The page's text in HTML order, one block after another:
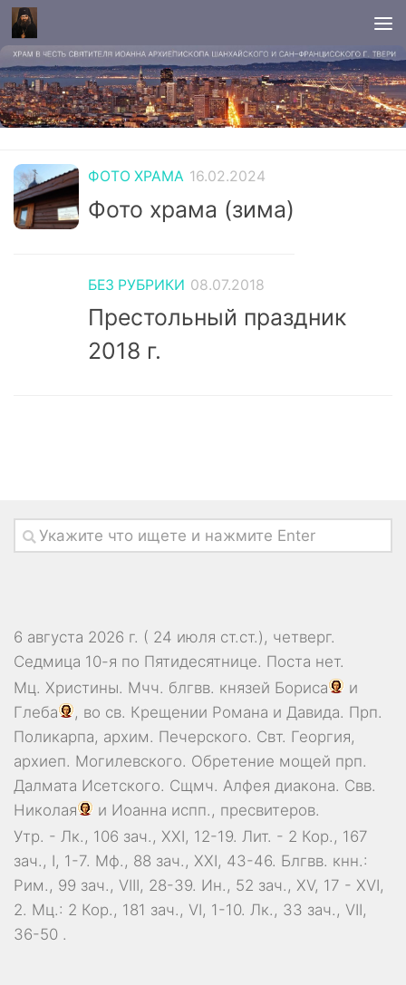
ФОТО ХРАМА 16.02.2024
Фото храма (зима)
БЕЗ РУБРИКИ 08.07.2018
Престольный праздник
2018 г.
6 августа 2026 г. ( 24 июля ст.ст.), четверг.
Седмица 10-я по Пятидесятнице. Поста нет.
Мц. Христины. Мчч. блгвв. князей Бориса
и
Глеба
, во св. Крещении Романа и Давида. Прп.
Поликарпа, архим. Печерского. Свт. Георгия,
архиеп. Могилевского. Обретение мощей прп.
Далмата Исетского. Сщмч. Алфея диакона. Свв.
Николая
и Иоанна испп., пресвитеров.
Утр. - Лк., 106 зач., XXI, 12-19. Лит. - 2 Кор., 167
зач., I, 1-7. Мф., 88 зач., XXI, 43-46. Блгвв. кнн.:
Рим., 99 зач., VIII, 28-39. Ин., 52 зач., XV, 17 - XVI,
2. Мц.: 2 Кор., 181 зач., VI, 1-10. Лк., 33 зач., VII,
36-50 .